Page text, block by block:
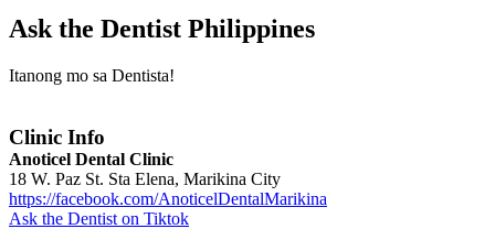
Ask the Dentist Philippines
Itanong mo sa Dentista!
Clinic Info
Anoticel Dental Clinic
18 W. Paz St. Sta Elena, Marikina City
https://facebook.com/AnoticelDentalMarikina
Ask the Dentist on Tiktok